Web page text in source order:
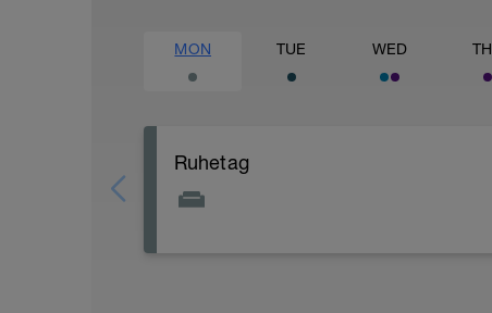
MON TUE WED
Ruhetag